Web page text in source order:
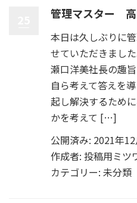
管理マスター
本日は久しぶりに
せていただきまし
瀬口洋美社長の趣
自ら考えて答えを
起し解決するため
かを考えて […]
公開済み: 2021年
作成者: 投稿用ミツ
カテゴリー: 未分類